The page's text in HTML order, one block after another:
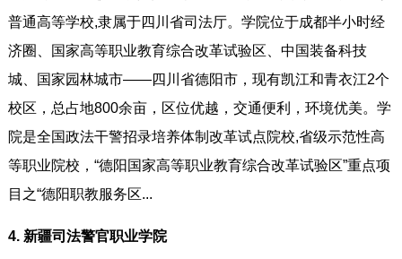
普通高等学校,隶属于四川省司法厅。学院位于成都半小时经
济圈、国家高等职业教育综合改革试验区、中国装备科技
城、国家园林城市——四川省德阳市，现有凯江和青衣江2个
校区，总占地800余亩，区位优越，交通便利，环境优美。学
院是全国政法干警招录培养体制改革试点院校,省级示范性高
等职业院校，“德阳国家高等职业教育综合改革试验区”重点项
目之“德阳职教服务区...
4. 新疆司法警官职业学院